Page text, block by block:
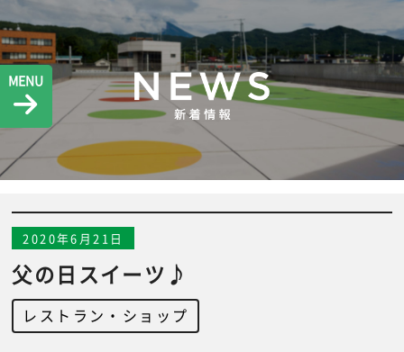
MENU
2020年6月21日
父の日スイーツ♪
レストラン・ショップ